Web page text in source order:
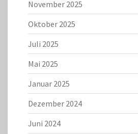
November 2025
Oktober 2025
Juli 2025
Mai 2025
Januar 2025
Dezember 2024
Juni 2024